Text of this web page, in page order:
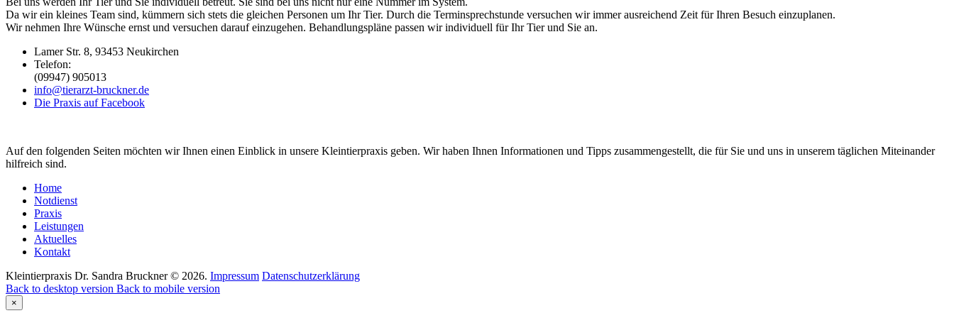
Da wir ein kleines Team sind, kümmern sich stets die gleichen Personen um Ihr Tier. Durch die Terminsprechstunde versuchen wir immer ausreichend Zeit für Ihren Besuch einzuplanen.
Wir nehmen Ihre Wünsche ernst und versuchen darauf einzugehen. Behandlungspläne passen wir individuell für Ihr Tier und Sie an.
Lamer Str. 8, 93453 Neukirchen
Telefon:
(09947) 905013
info@tierarzt-bruckner.de
Die Praxis auf Facebook
Auf den folgenden Seiten möchten wir Ihnen einen Einblick in unsere Kleintierpraxis geben. Wir haben Ihnen Informationen und Tipps zusammengestellt, die für Sie und uns in unserem täglichen Miteinander
hilfreich sind.
Home
Notdienst
Praxis
Leistungen
Aktuelles
Kontakt
Kleintierpraxis Dr. Sandra Bruckner © 2026. Impressum Datenschutzerklärung
Back to desktop version Back to mobile version
×